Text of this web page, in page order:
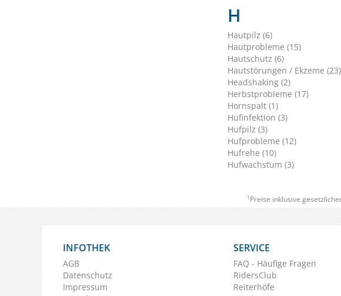
H
Hautpilz (6)
Hautprobleme (15)
Hautschutz (6)
Hautstörungen / Ekzeme (23)
Headshaking (2)
Herbstprobleme (17)
Hornspalt (1)
Hufinfektion (3)
Hufpilz (3)
Hufprobleme (12)
Hufrehe (10)
Hufwachstum (3)
1 Preise inklusive
INFOTHEK
AGB
Datenschutz
Impressum
SERVICE
FAQ - Häufige Fragen
RidersClub
Reiterhöfe